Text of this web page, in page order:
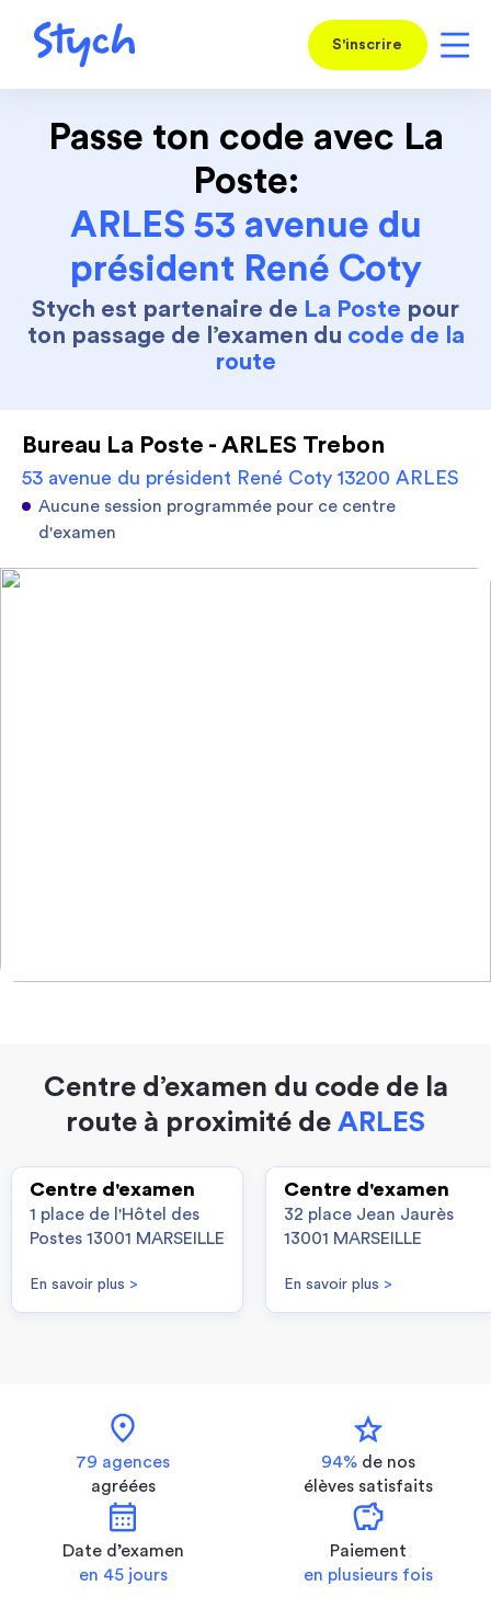
S'inscrire
Passe ton code avec La
Poste:
ARLES 53 avenue du
président René Coty
Stych est partenaire de La Poste pour
ton passage de l’examen du code de la
route
Bureau La Poste - ARLES Trebon
53 avenue du président René Coty 13200 ARLES
Aucune session programmée pour ce centre
d'examen
Centre d’examen du code de la
route à proximité de ARLES
Centre d'examen
1 place de l'Hôtel des
Postes 13001 MARSEILLE
En savoir plus >
Centre d'examen
32 place Jean Jaurès
13001 MARSEILLE
En savoir plus >
location_on
79 agences
agréées
star
94% de nos
élèves satisfaits
calendar_month
Date d’examen
en 45 jours
savings
Paiement
en plusieurs fois